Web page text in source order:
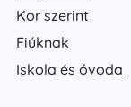
Kor szerint
Fiúknak
Iskola és óvoda